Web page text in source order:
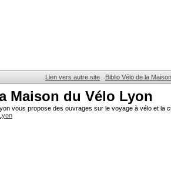
Lien vers autre site Biblio Vélo de la
Maison du Vélo Lyon
vous propose des ouvrages sur le voyage à vélo et